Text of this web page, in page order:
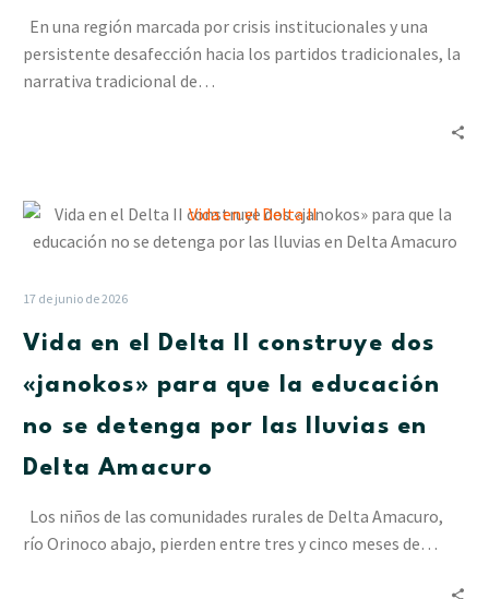
con
la
En una región marcada por crisis institucionales y una
persistente desafección hacia los partidos tradicionales, la
narrativa tradicional de…
Vida
en
construye
dos
para
educación
no
17 de junio de 2026
Vida en el Delta II construye dos
«janokos» para que la educación
no se detenga por las lluvias en
Delta Amacuro
Los niños de las comunidades rurales de Delta Amacuro,
río Orinoco abajo, pierden entre tres y cinco meses de…